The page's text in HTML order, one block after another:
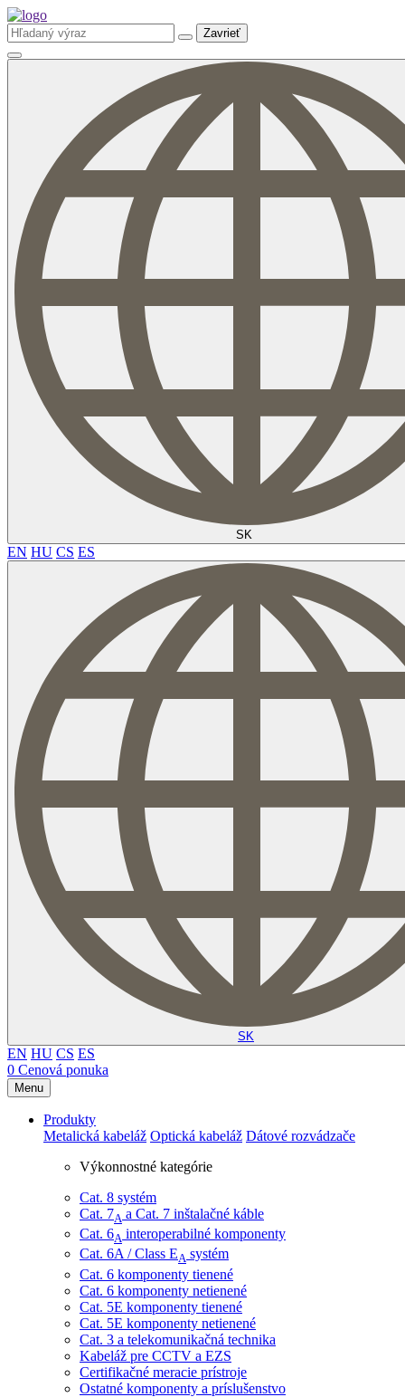
Zavrieť
SK
EN HU CS ES
SK
EN HU CS ES
0 Cenová ponuka
Menu
Produkty
Metalická kabeláž Optická kabeláž Dátové rozvádzače
Výkonnostné kategórie
Cat. 8 systém
Cat. 7A ​ a Cat. 7 inštalačné káble
Cat. 6A interoperabilné komponenty
Cat. 6A / Class EA systém
Cat. 6 komponenty tienené
Cat. 6 komponenty netienené
Cat. 5E komponenty tienené
Cat. 5E komponenty netienené
Cat. 3 a telekomunikačná technika
Kabeláž pre CCTV a EZS
Certifikačné meracie prístroje
Ostatné komponenty a príslušenstvo